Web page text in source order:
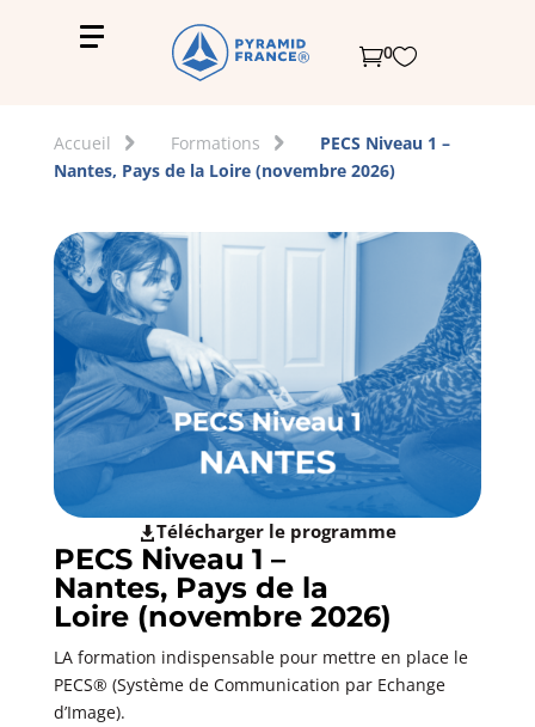
0
Accueil Formations
PECS Niveau 1 –
Nantes, Pays de la Loire (novembre 2026)
Télécharger le programme
PECS Niveau 1 –
Nantes, Pays de la
Loire (novembre 2026)
LA formation indispensable pour mettre en place le
PECS® (Système de Communication par Echange
d’Image).